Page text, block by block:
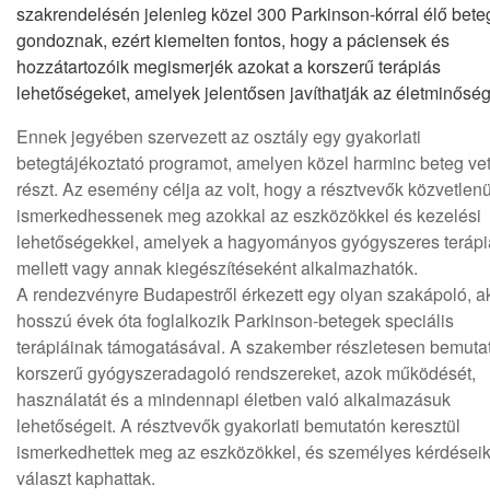
szakrendelésén jelenleg közel 300 Parkinson-kórral élő
gondoznak, ezért kiemelten fontos, hogy a páciensek és
hozzátartozóik megismerjék azokat a korszerű terápiás
lehetőségeket, amelyek jelentősen javíthatják az
Ennek jegyében szervezett az osztály egy gyakorlati
betegtájékoztató programot, amelyen közel harminc beteg
részt. Az esemény célja az volt, hogy a résztvevők
ismerkedhessenek meg azokkal az eszközökkel és kezelési
lehetőségekkel, amelyek a hagyományos gyógyszeres
mellett vagy annak kiegészítéseként alkalmazhatók.
A rendezvényre Budapestről érkezett egy olyan szakápoló,
hosszú évek óta foglalkozik Parkinson-betegek speciális
terápiáinak támogatásával. A szakember részletesen
korszerű gyógyszeradagoló rendszereket, azok működését,
használatát és a mindennapi életben való alkalmazásuk
lehetőségeit. A résztvevők gyakorlati bemutatón keresztül
ismerkedhettek meg az eszközökkel, és személyes
választ kaphattak.